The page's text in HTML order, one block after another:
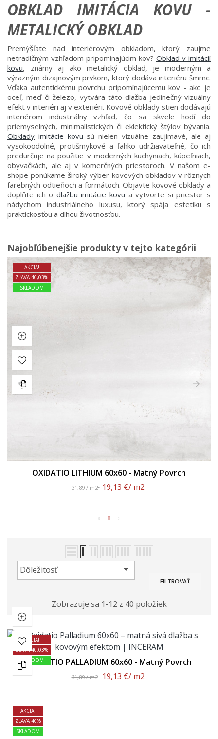
OBKLAD IMITÁCIA KOVU -
METALICKÝ OBKLAD
Premýšľate nad interiérovým obkladom, ktorý zaujme
netradičným vzhľadom pripomínajúcim kov? Obklad v imitácií
kovu, známy aj ako metalický obklad, je moderným a
výrazným dizajnovým prvkom, ktorý dodáva interiéru šmrnc.
Vďaka autentickému povrchu pripomínajúcemu kov - ako je
oceľ, meď či železo, vytvára táto dlažba jedinečný vizuálny
efekt v interiéri aj v exteriéri. Kovové obklady stien dodávajú
interiérom industriálny vzhľad, čo sa skvele hodí do
priemyselných, minimalistických či eklektický štýlov bývania.
Obklady imitácie kovu sú nielen vizuálne zaujímavé, ale aj
vysokoodolné, protišmykové a ľahko udržiavateľné, čo ich
predurčuje na použitie v moderných kuchyniach, kúpeľniach,
obývačkách, ale aj v komerčných priestoroch. V našom e-
shope ponúkame široký výber kovových obkladov v rôznych
farebných odtieňoch a formátoch.Objavte kovové obklady a
doplňte ich o dlažbu imitácie kovu a vytvorte si priestor s
nádychom industriálneho luxusu, ktorý spája estetiku s
praktickosťou a dlhou životnosťou.
Najobľúbenejšie produkty v tejto kategórii
AKCIA!
ZĽAVA 40,03%
SKLADOM
OXIDATIO LITHIUM 60x60 - Matný Povrch
31,89 / m2 19,13 €/ m2
Dôležitosť 
FILTROVAŤ
Zobrazuje sa 1-12 z 40 položiek
AKCIA!
ZĽAVA 40,03%
SKLADOMOXIDATIO PALLADIUM 60x60 - Matný Povrch
31,89 / m2 19,13 €/ m2
AKCIA!
ZĽAVA 40%
SKLADOM